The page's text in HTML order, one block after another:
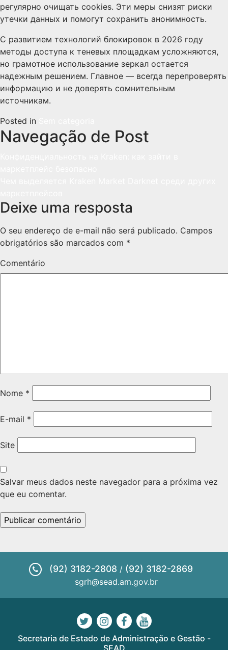
регулярно очищать cookies. Эти меры снизят риски
утечки данных и помогут сохранить анонимность.
С развитием технологий блокировок в 2026 году
методы доступа к теневых площадкам усложняются,
но грамотное использование зеркал остается
надежным решением. Главное — всегда перепроверять
информацию и не доверять сомнительным
источникам.
Posted in
Navegação de Post
Deixe uma resposta
O seu endereço de e-mail não será publicado. Campos
obrigatórios são marcados com *
Comentário
Nome *
E-mail *
Site
Salvar meus dados neste navegador para a próxima vez
que eu comentar.
(92) 3182-2808 / (92) 3182-2869
sgrh@sead.am.gov.br
Secretaria de Estado de Administração e Gestão -
SEAD